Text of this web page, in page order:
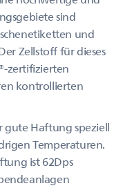
sind
und
Zellstoff für dieses
zertifizierten
kontrollierten
gute Haftung speziell
Temperaturen.
ist 62Dps